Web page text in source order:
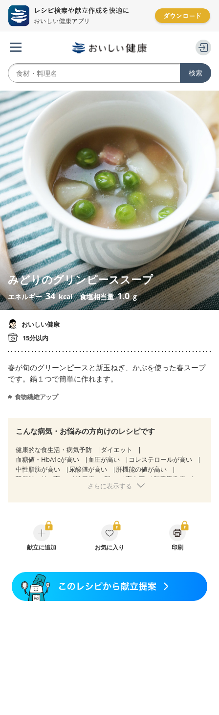
みどりのグリンピーススープ
エネルギー34 kcal 食塩相当量1.0 g
おいしい健康
15分以内
春が旬のグリーンピースと新玉ねぎ、かぶを使った春スープ
です。鍋１つで簡単に作れます。
食物繊維アップ
こんな病気・お悩みの方向けのレシピです
健康的な食生活・病気予防
ダイエット
血糖値・HbA1cが高い
血圧が高い
コレステロールが高い
中性脂肪が高い
尿酸値が高い
肝機能の値が高い
腎機能の値が高い
糖尿病（2型） 高血圧
脂質異常症
狭心症 心筋梗塞
乳がん（抗がん剤治療中）
乳がん（ホルモン療法中）
乳がん（放射線治療中）
乳がん治療を終えた方・経過観察中の方など
妊婦健診・血圧が気になる（初期）
妊婦健診・血糖値が気になる（初期）
妊娠高血圧(中期)
妊娠糖尿病(初期)
さらに表示する
献立に追加 お気に入り 印刷